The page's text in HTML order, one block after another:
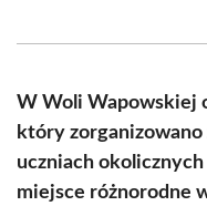
(Twitter)
W Woli Wapowskiej
który zorganizowano
uczniach
miejsce różnorodne